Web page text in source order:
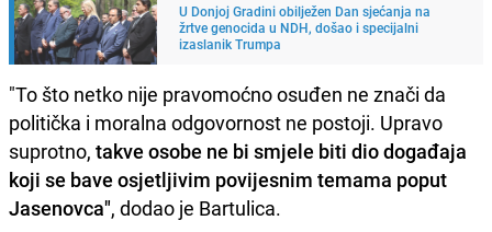
U Donjoj Gradini obilježen Dan sjećanja na
žrtve genocida u NDH, došao i specijalni
izaslanik Trumpa
"To što netko nije pravomoćno osuđen ne znači da
politička i moralna odgovornost ne postoji. Upravo
suprotno, takve osobe ne bi smjele biti dio događaja
koji se bave osjetljivim povijesnim temama poput
Jasenovca", dodao je Bartulica.